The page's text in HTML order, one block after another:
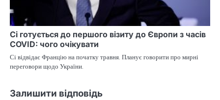
Сі готується до першого візиту до Європи з часів
COVID: чого очікувати
Сі відвідає Францію на початку травня. Планує говорити про мирні
переговори щодо України.
Залишити відповідь